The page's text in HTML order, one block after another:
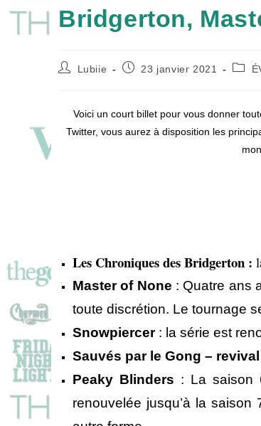
Bridgerton,
Auteur/autrice
Lubiie
Publication
23 janvier 2021
Post
Voici un court billet pour vous donner
Twitter, vous aurez à disposition les
Les Chroniques des Bridgerton :
Master of None : Quatre ans
toute discrétion. Le tournage
Snowpiercer: la série est
Sauvés par le Gong – revival
Peaky Blinders : La saison
renouvelée jusqu’à la